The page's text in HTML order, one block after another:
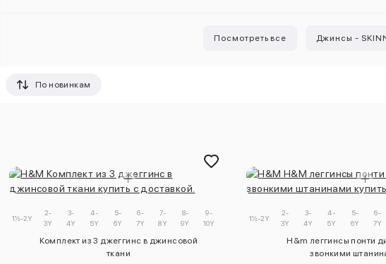
Посмотреть все Джинсы -
По новинкам
1½-2Y
2-
3Y
3-
4Y
4-
5Y
5-
6Y
6-
7Y
7-
8Y
8-
9Y
9-
10Y
Комплект из 3 джеггинс в джинсовой
ткани
1½-2Y
2-
3Y
3-
4Y
4-
5Y
5-
6Y
6-
7Y
H&m леггинсы понти
звонкими